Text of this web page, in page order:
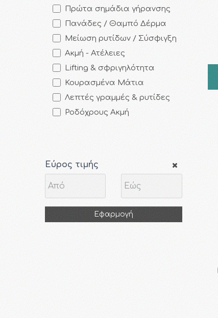
Πρώτα σημάδια γήρανσης
Πανάδες / Θαμπό Δέρμα
Μείωση ρυτίδων / Σύσφιγξη
Ακμή - Ατέλειες
Lifting & σφριγηλότητα
Κουρασμένα Μάτια
Λεπτές γραμμές & ρυτίδες
Ροδόχρους Ακμή
Εύρος τιμής
Εφαρμογή